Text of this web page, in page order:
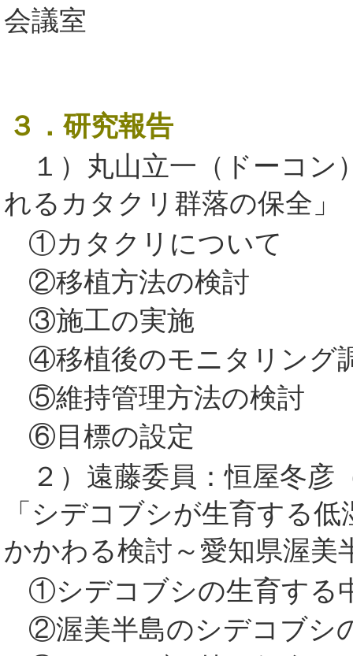
会議室
３．研究報告
１）丸山立一（ドーコン
れるカタクリ群落の保全」
①カタクリについて
②移植方法の検討
③施工の実施
④移植後のモニタリング
⑤維持管理方法の検討
⑥目標の設定
２）遠藤委員：恒屋冬彦
「シデコブシが生育する
かかわる検討～愛知県渥美
①シデコブシの生育する
②渥美半島のシデコブシ